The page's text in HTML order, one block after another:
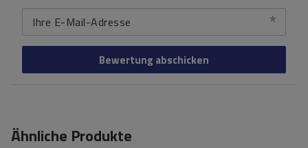
Ihre E-Mail-Adresse
Bewertung abschicken
Ähnliche Produkte